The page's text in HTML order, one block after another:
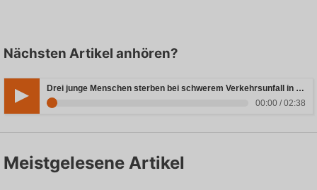
Nächsten Artikel anhören?
Drei junge Menschen sterben bei schwerem Verkehrsunfall in Rheinland-Pfalz
00:00 / 02:38
Meistgelesene Artikel